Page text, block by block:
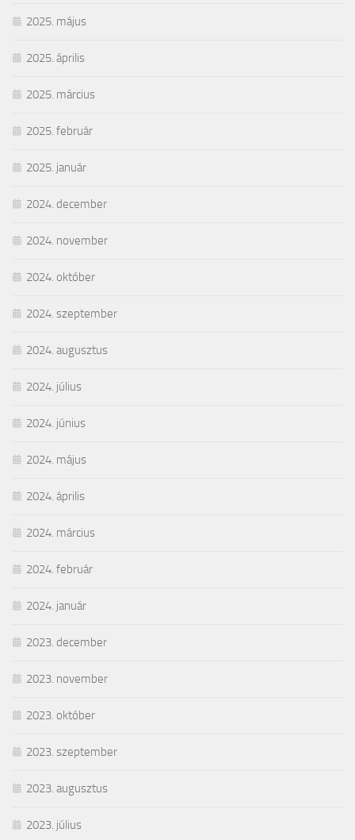
2025. május
2025. április
2025. március
2025. február
2025. január
2024. december
2024. november
2024. október
2024. szeptember
2024. augusztus
2024. július
2024. június
2024. május
2024. április
2024. március
2024. február
2024. január
2023. december
2023. november
2023. október
2023. szeptember
2023. augusztus
2023. július